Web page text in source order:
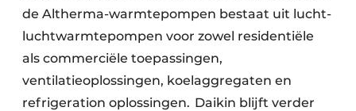
de Altherma-warmtepompen bestaat uit lucht-
luchtwarmtepompen voor zowel residentiële
als commerciële toepassingen,
ventilatieoplossingen, koelaggregaten en
refrigeration oplossingen. Daikin blijft verder